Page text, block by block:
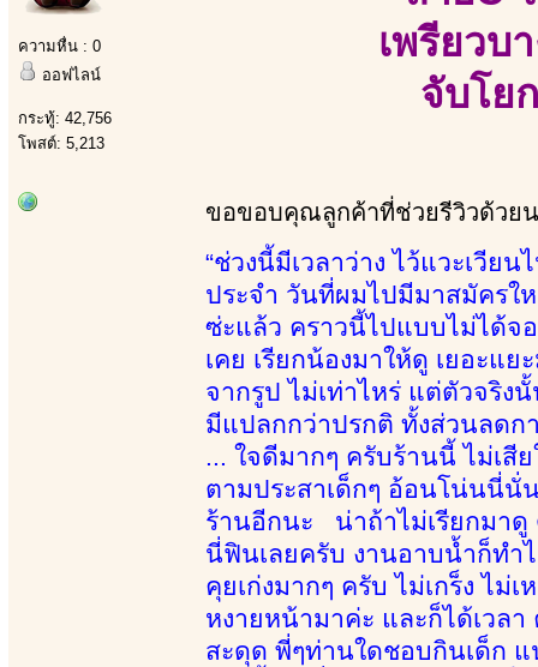
ความหื่น : 0
ออฟไลน์
กระทู้: 42,756
โพสต์: 5,213
เพรียวบ
จับโย
ขอขอบคุณลูกค้าที่ช่วยรีวิวด้วย
“ช่วงนี้มีเวลาว่าง ไว้แวะเวี
ประจำ วันที่ผมไปมีมาสมัครใ
ซ่ะแล้ว คราวนี้ไปแบบไม่ได้จ
เคย เรียกน้องมาให้ดู เยอะแ
จากรูป ไม่เท่าไหร่ แต่ตัวจริ
มีแปลกกว่าปรกติ ทั้งส่วนลดก
... ใจดีมากๆ ครับร้านนี้ ไม่เสี
ตามประสาเด็กๆ อ้อนโน่นนี่
ร้านอีกนะ น่าถ้าไม่เรียกมาดู
นี่ฟินเลยครับ งานอาบน้ำก็ทำ
คุยเก่งมากๆ ครับ ไม่เกร็ง ไม่
หงายหน้ามาค่ะ และก็ได้เวล
สะดุด พี่ๆท่านใดชอบกินเด็ก แ